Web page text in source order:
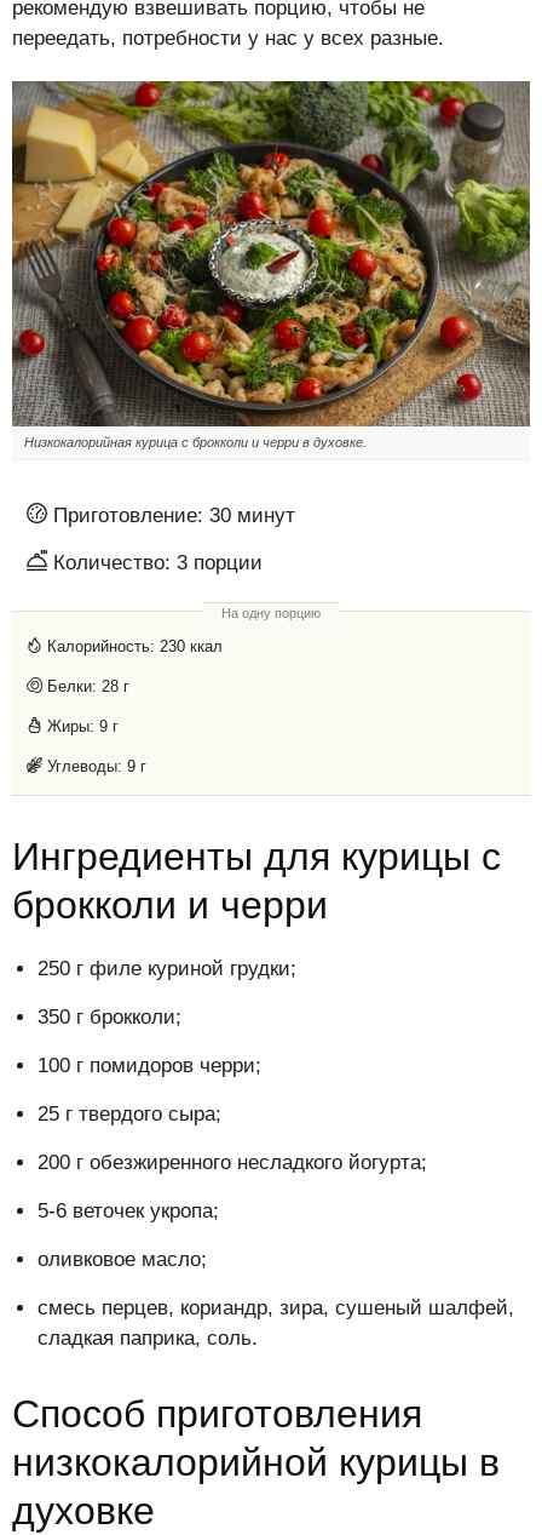
рекомендую взвешивать порцию, чтобы не
переедать, потребности у нас у всех разные.
Низкокалорийная курица с брокколи и черри в духовке.
Приготовление: 30 минут
Количество: 3 порции
На одну порцию
Калорийность: 230 ккал
Белки: 28 г
Жиры: 9 г
Углеводы: 9 г
Ингредиенты для курицы с
брокколи и черри
250 г филе куриной грудки;
350 г брокколи;
100 г помидоров черри;
25 г твердого сыра;
200 г обезжиренного несладкого йогурта;
5-6 веточек укропа;
оливковое масло;
смесь перцев, кориандр, зира, сушеный шалфей,
сладкая паприка, соль.
Способ приготовления
низкокалорийной курицы в
духовке